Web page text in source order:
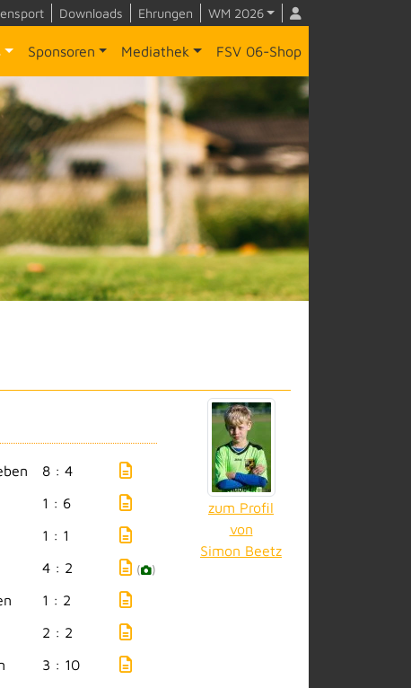
Downloads Ehrungen WM 2026
Sponsoren Mediathek FSV 06-Shop
zum Profil
von
Simon Beetz
8 : 4
1 : 6
1 : 1
4 : 2 ( )
1 : 2
2 : 2
3 : 10